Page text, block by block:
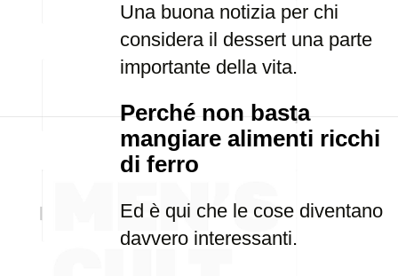
Una buona notizia per chi
considera il dessert una parte
importante della vita.
Perché non basta
mangiare alimenti ricchi
di ferro
Ed è qui che le cose diventano
davvero interessanti.